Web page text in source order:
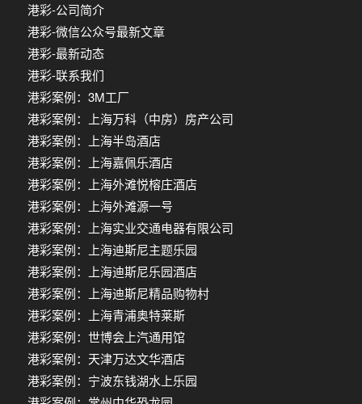
港彩-公司简介
港彩-微信公众号最新文章
港彩-最新动态
港彩-联系我们
港彩案例：3M工厂
港彩案例：上海万科（中房）房产公司
港彩案例：上海半岛酒店
港彩案例：上海嘉佩乐酒店
港彩案例：上海外滩悦榕庄酒店
港彩案例：上海外滩源一号
港彩案例：上海实业交通电器有限公司
港彩案例：上海迪斯尼主题乐园
港彩案例：上海迪斯尼乐园酒店
港彩案例：上海迪斯尼精品购物村
港彩案例：上海青浦奥特莱斯
港彩案例：世博会上汽通用馆
港彩案例：天津万达文华酒店
港彩案例：宁波东钱湖水上乐园